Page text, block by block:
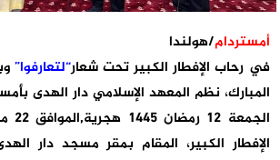
أمستردام/هولندا
في رحاب الإفطار الكبير تحت شعار“لتعارفوا”
المبارك، نظم المعهد الإسلامي دار الهدى
الإفطار الكبير، المقام بمقر مسجد دار